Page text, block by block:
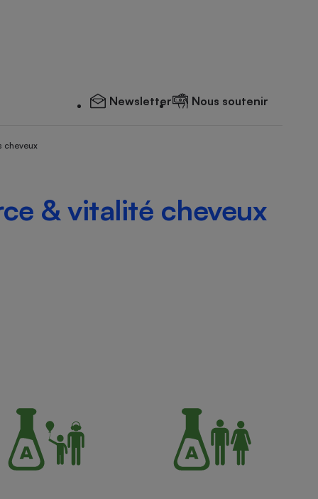
Newsletter Nous soutenir
cheveux
& vitalité cheveux